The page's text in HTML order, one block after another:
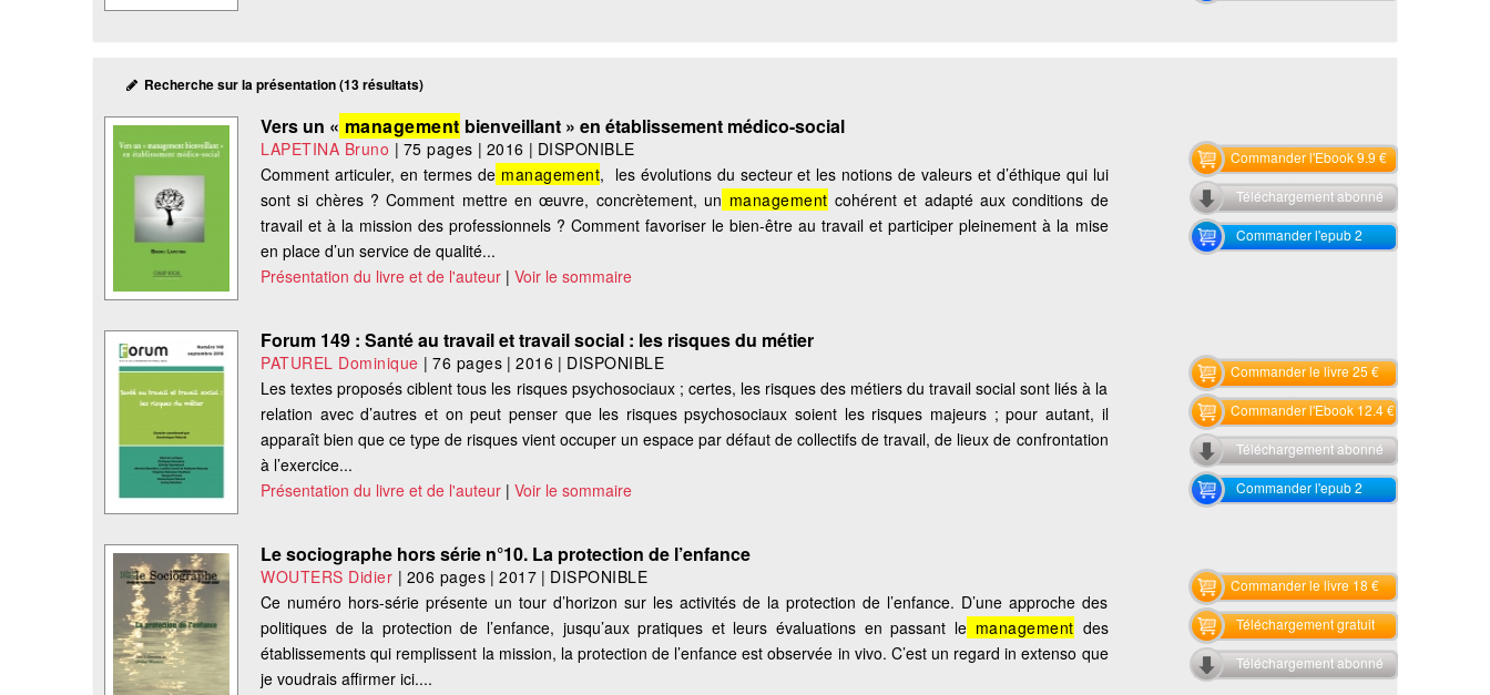
Recherche sur la présentation (13 résultats)
Vers un « management bienveillant » en établissement médico-social
LAPETINA Bruno | 75 pages | 2016 | DISPONIBLE
Comment articuler, en termes demanagement, les évolutions du secteur et les notions de valeurs et d’éthique qui lui
sont si chères ? Comment mettre en œuvre, concrètement, un management cohérent et adapté aux conditions de
travail et à la mission des professionnels ? Comment favoriser le bien-être au travail et participer pleinement à la mise
en place d’un service de qualité...
Présentation du livre et de l'auteur |Voir le sommaire
Commander l'Ebook 9.9 €
Téléchargement abonné
Commander l'epub 2
Forum 149 : Santé au travail et travail social : les risques du métier
PATUREL Dominique |76 pages |2016 | DISPONIBLE
Les textes proposés ciblent tous les risques psychosociaux ; certes, les risques des métiers du travail social sont liés à la
relation avec d’autres et on peut penser que les risques psychosociaux soient les risques majeurs ; pour autant, il
apparaît bien que ce type de risques vient occuper un espace par défaut de collectifs de travail, de lieux de confrontation
à l’exercice...
Présentation du livre et de l'auteur |Voir le sommaire
Commander le livre 25 €
Commander l'Ebook 12.4 €
Téléchargement abonné
Commander l'epub 2
Le sociographe hors série n°10. La protection de l’enfance
WOUTERS Didier | 206 pages |2017 | DISPONIBLE
Ce numéro hors-série présente un tour d’horizon sur les activités de la protection de l’enfance. D’une approche des
politiques de la protection de l’enfance, jusqu’aux pratiques et leurs évaluations en passant lemanagement des
établissements qui remplissent la mission, la protection de l’enfance est observée in vivo. C’est un regard in extenso que
je voudrais affirmer ici....
Commander le livre 18 €
Téléchargement gratuit
Téléchargement abonné